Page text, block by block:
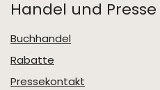
Handel und Presse
Buchhandel
Rabatte
Pressekontakt